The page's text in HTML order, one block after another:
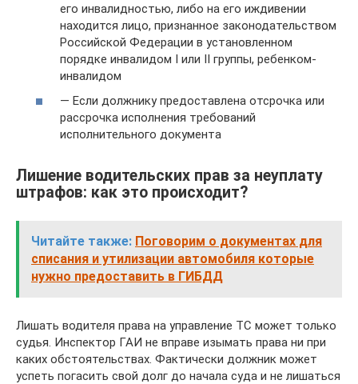
его инвалидностью, либо на его иждивении
находится лицо, признанное законодательством
Российской Федерации в установленном
порядке инвалидом I или II группы, ребенком-
инвалидом
— Если должнику предоставлена отсрочка или
рассрочка исполнения требований
исполнительного документа
Лишение водительских прав за неуплату
штрафов: как это происходит?
Читайте также: Поговорим о документах для
списания и утилизации автомобиля которые
нужно предоставить в ГИБДД
Лишать водителя права на управление ТС может только
судья. Инспектор ГАИ не вправе изымать права ни при
каких обстоятельствах. Фактически должник может
успеть погасить свой долг до начала суда и не лишаться